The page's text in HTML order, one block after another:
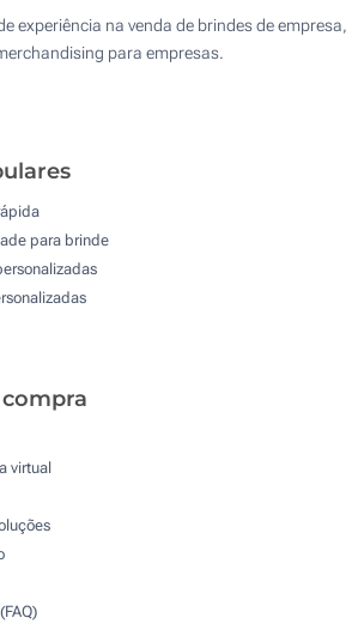
experiência na venda de brindes de empresa,
para empresas.
para brinde
virtual